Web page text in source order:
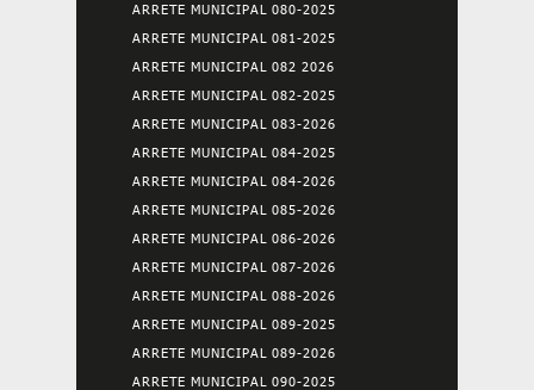
ARRETE MUNICIPAL 080-2025
ARRETE MUNICIPAL 081-2025
ARRETE MUNICIPAL 082 2026
ARRETE MUNICIPAL 082-2025
ARRETE MUNICIPAL 083-2026
ARRETE MUNICIPAL 084-2025
ARRETE MUNICIPAL 084-2026
ARRETE MUNICIPAL 085-2026
ARRETE MUNICIPAL 086-2026
ARRETE MUNICIPAL 087-2026
ARRETE MUNICIPAL 088-2026
ARRETE MUNICIPAL 089-2025
ARRETE MUNICIPAL 089-2026
ARRETE MUNICIPAL 090-2025